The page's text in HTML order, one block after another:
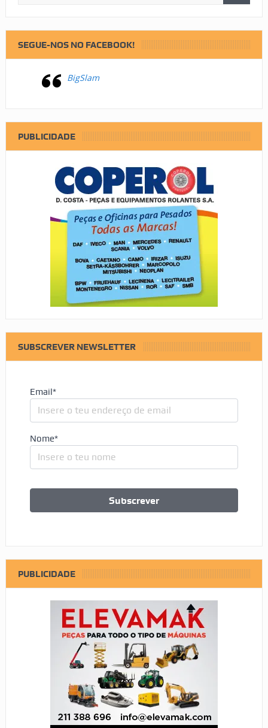
SEGUE-NOS NO FACEBOOK!
BigSlam
PUBLICIDADE
SUBSCREVER NEWSLETTER
Email*
Nome*
PUBLICIDADE